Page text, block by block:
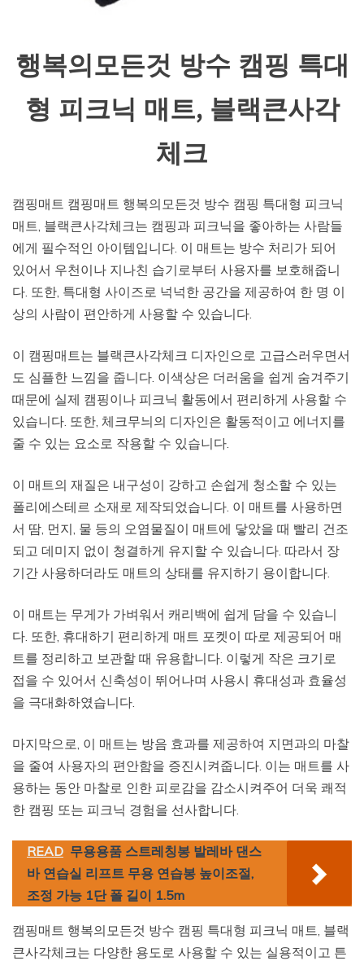
행복의모든것 방수 캠핑 특대
형 피크닉 매트, 블랙큰사각
체크
캠핑매트 캠핑매트 행복의모든것 방수 캠핑 특대형 피크닉
매트, 블랙큰사각체크는 캠핑과 피크닉을 좋아하는 사람들
에게 필수적인 아이템입니다. 이 매트는 방수 처리가 되어
있어서 우천이나 지나친 습기로부터 사용자를 보호해줍니
다. 또한, 특대형 사이즈로 넉넉한 공간을 제공하여 한 명 이
상의 사람이 편안하게 사용할 수 있습니다.
이 캠핑매트는 블랙큰사각체크 디자인으로 고급스러우면서
도 심플한 느낌을 줍니다. 이색상은 더러움을 쉽게 숨겨주기
때문에 실제 캠핑이나 피크닉 활동에서 편리하게 사용할 수
있습니다. 또한, 체크무늬의 디자인은 활동적이고 에너지를
줄 수 있는 요소로 작용할 수 있습니다.
이 매트의 재질은 내구성이 강하고 손쉽게 청소할 수 있는
폴리에스테르 소재로 제작되었습니다. 이 매트를 사용하면
서 땀, 먼지, 물 등의 오염물질이 매트에 닿았을 때 빨리 건조
되고 데미지 없이 청결하게 유지할 수 있습니다. 따라서 장
기간 사용하더라도 매트의 상태를 유지하기 용이합니다.
이 매트는 무게가 가벼워서 캐리백에 쉽게 담을 수 있습니
다. 또한, 휴대하기 편리하게 매트 포켓이 따로 제공되어 매
트를 정리하고 보관할 때 유용합니다. 이렇게 작은 크기로
접을 수 있어서 신축성이 뛰어나며 사용시 휴대성과 효율성
을 극대화하였습니다.
마지막으로, 이 매트는 방음 효과를 제공하여 지면과의 마찰
을 줄여 사용자의 편안함을 증진시켜줍니다. 이는 매트를 사
용하는 동안 마찰로 인한 피로감을 감소시켜주어 더욱 쾌적
한 캠핑 또는 피크닉 경험을 선사합니다.
READ 무용용품 스트레칭봉 발레바 댄스
바 연습실 리프트 무용 연습봉 높이조절,
조정 가능 1단 폴 길이 1.5m
캠핑매트 행복의모든것 방수 캠핑 특대형 피크닉 매트, 블랙
큰사각체크는 다양한 용도로 사용할 수 있는 실용적이고 튼